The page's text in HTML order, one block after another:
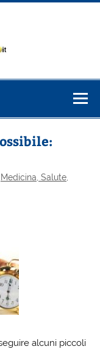
Torino
Medicina, Salute,
alcuni piccoli